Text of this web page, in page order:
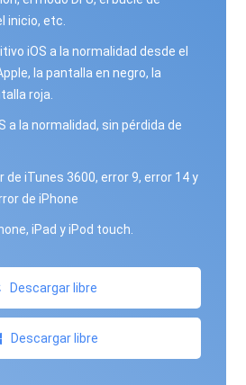
inicio, etc.
iOS a la normalidad desde el
la pantalla en negro, la
roja.
a la normalidad, sin pérdida de
de iTunes 3600, error 9, error 14 y
de iPhone
iPad y iPod touch.
Descargar libre
Descargar libre